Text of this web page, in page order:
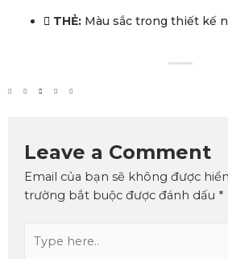
THẺ: Màu sắc trong thiết kế
Leave a Comment
Email của bạn sẽ không được
trường bắt buộc được đánh dấu *